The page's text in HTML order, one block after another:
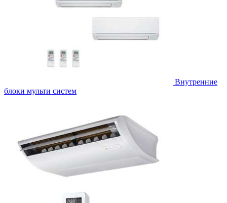
Внутренние
блоки мульти систем